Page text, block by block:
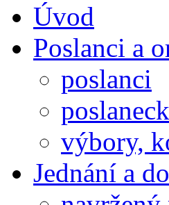
Úvod
Poslanci a
poslanci
výbory,
Jednání a